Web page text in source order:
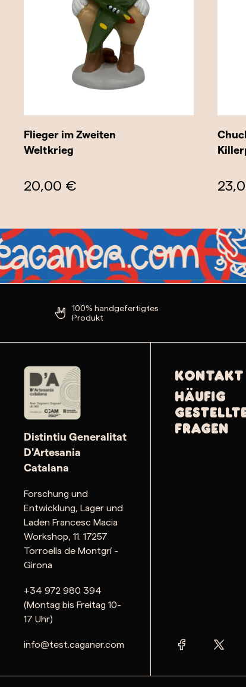
Flieger im Zweiten
Weltkrieg
20,00 €
100% handgefertigtes
Produkt
Distintiu Generalitat
D'Artesania
Catalana
Forschung und
Entwicklung, Lager und
Laden Francesc Macia
Workshop, 11. 17257
Torroella de Montgrí -
Girona
+34 972 980 394
(Montag bis Freitag 10-
17 Uhr)
info@test.caganer.com
Kontakt
Häufig
Fragen